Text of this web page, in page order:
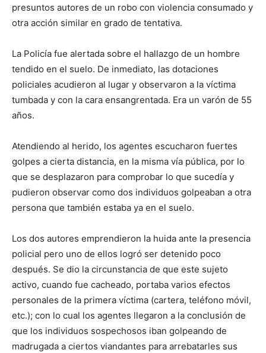
presuntos autores de un robo con violencia consumado y
otra acción similar en grado de tentativa.
La Policía fue alertada sobre el hallazgo de un hombre
tendido en el suelo. De inmediato, las dotaciones
policiales acudieron al lugar y observaron a la víctima
tumbada y con la cara ensangrentada. Era un varón de 55
años.
Atendiendo al herido, los agentes escucharon fuertes
golpes a cierta distancia, en la misma vía pública, por lo
que se desplazaron para comprobar lo que sucedía y
pudieron observar como dos individuos golpeaban a otra
persona que también estaba ya en el suelo.
Los dos autores emprendieron la huida ante la presencia
policial pero uno de ellos logró ser detenido poco
después. Se dio la circunstancia de que este sujeto
activo, cuando fue cacheado, portaba varios efectos
personales de la primera víctima (cartera, teléfono móvil,
etc.); con lo cual los agentes llegaron a la conclusión de
que los individuos sospechosos iban golpeando de
madrugada a ciertos viandantes para arrebatarles sus